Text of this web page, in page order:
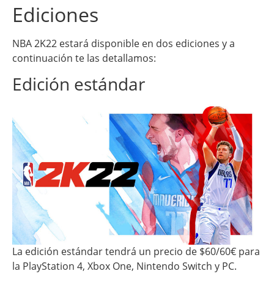
Ediciones
NBA 2K22 estará disponible en dos ediciones y a
continuación te las detallamos:
Edición estándar
La edición estándar tendrá un precio de $60/60€ para
la PlayStation 4, Xbox One, Nintendo Switch y PC.